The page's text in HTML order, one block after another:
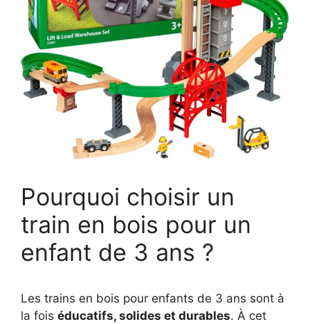
Pourquoi choisir un
train en bois pour un
enfant de 3 ans ?
Les trains en bois pour enfants de 3 ans sont à
la fois éducatifs, solides et durables. À cet